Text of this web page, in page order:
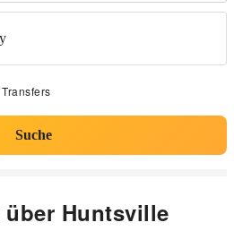
Suche
Huntsville